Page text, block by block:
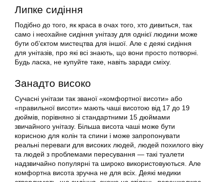
Липке сидіння
Подібно до того, як краса в очах того, хто дивиться, так
само і неохайне сидіння унітазу для однієї людини може
бути об’єктом мистецтва для іншої. Але є деякі сидіння
для унітазів, про які всі знають, що вони просто потворні.
Будь ласка, не купуйте таке, навіть заради сміху.
Занадто високо
Сучасні унітази так званої «комфортної висоти» або
«правильної висоти» мають чаші висотою від 17 до 19
дюймів, порівняно зі стандартними 15 дюймами
звичайного унітазу. Більша висота чаші може бути
корисною для колін та спини і може запропонувати
реальні переваги для високих людей, людей похилого віку
та людей з проблемами пересування — такі туалети
надзвичайно популярні та широко використовуються. Але
комфортна висота зручна не для всіх. Деякі медики